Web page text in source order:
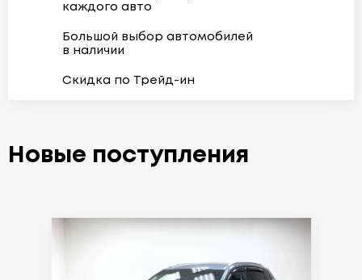
каждого авто
Большой выбор автомобилей
в наличии
Скидка по Трейд-ин
Новые поступления